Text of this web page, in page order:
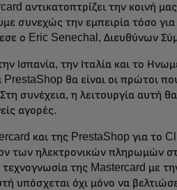
αντικατοπτρίζει την κοινή
συνεχώς την εμπειρία τόσο
ο Eric Senechal, Διευθύνων
Ισπανία, την Ιταλία και το
θα είναι οι πρώτοι
συνέχεια, η λειτουργία αυτή θα
αγορές.
και της PrestaShop για το
των ηλεκτρονικών πληρωμών
τεχνογνωσία της Mastercard με
υπόσχεται όχι μόνο να